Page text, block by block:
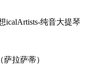
icalArtists-纯音大提琴
拉萨蒂）